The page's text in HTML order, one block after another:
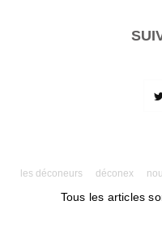
les déconeurs déconex
Tous les articles